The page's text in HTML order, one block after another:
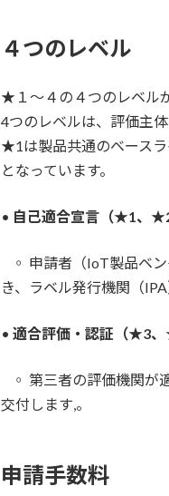
４つのレベル
★１～４の４つのレベル
4つのレベルは、評価主
★1は製品共通のベース
となっています。
• 自己適合宣言（★1、★2
◦ 申請者（IoT製品ベン
き、ラベル発行機関（
• 適合評価・認証（★3、
◦ 第三者の評価機関が
交付します,。
申請手数料